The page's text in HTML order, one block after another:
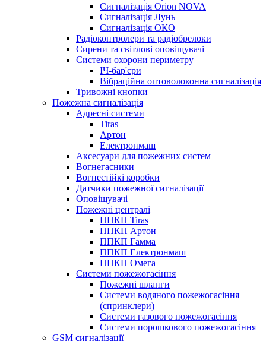
Сигналізація Orion NOVA
Сигналізація Лунь
Сигналізація ОКО
Радіоконтролери та радіобрелоки
Сирени та світлові оповіщувачі
Системи охорони периметру
ІЧ-бар'єри
Вібраційна оптоволоконна сигналізація
Тривожні кнопки
Пожежна сигналізація
Адресні системи
Tiras
Артон
Електронмаш
Аксесуари для пожежних систем
Вогнегасники
Вогнестійкі коробки
Датчики пожежної сигналізації
Оповіщувачі
Пожежні централі
ППКП Tiras
ППКП Артон
ППКП Гамма
ППКП Електронмаш
ППКП Омега
Системи пожежогасіння
Пожежні шланги
Системи водяного пожежогасіння
(спринклери)
Системи газового пожежогасіння
Системи порошкового пожежогасіння
GSM сигналізації